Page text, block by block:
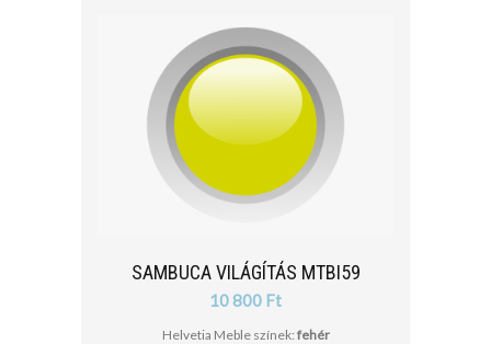
SAMBUCA VILÁGÍTÁS MTBI59
10 800 Ft
Helvetia Meble színek: fehér